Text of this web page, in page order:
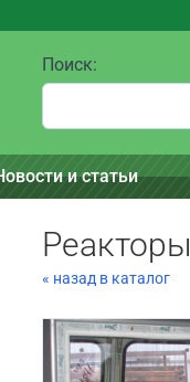
Поиск:
и статьи
Реакторы
« назад в каталог